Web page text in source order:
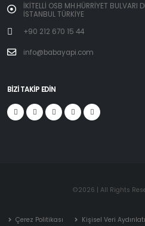
İKİTELLİ OSB MH.HÜRRİYET
İSTANBUL TÜRKİYE
+90 212 670 15 44
info@babayapi.com
BIZI TAKIP EDIN
©2026 | All Rights
Çerez Politikası Kişisel Veri